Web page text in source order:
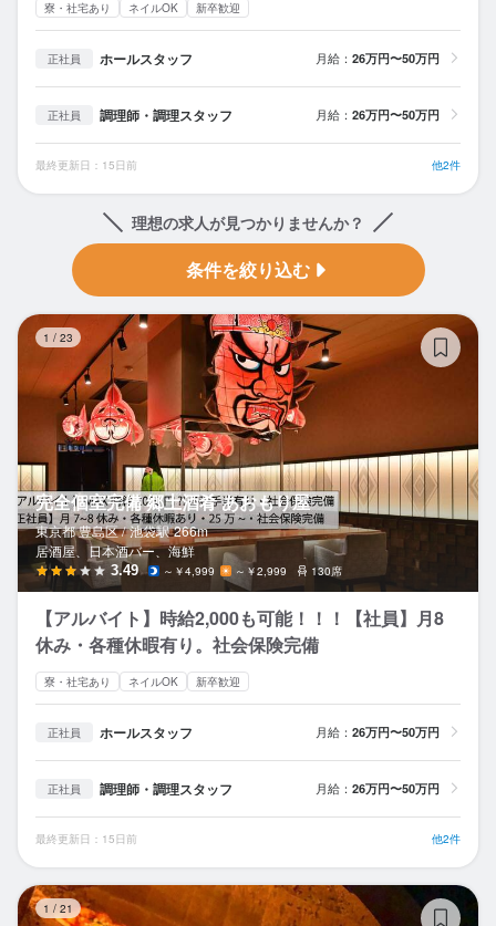
寮・社宅あり ネイルOK 新卒歓迎
正社員 ホールスタッフ 月給： 26万円〜50万円
正社員 調理師・調理スタッフ 月給： 26万円〜50万円
最終更新日：15日前 他2件
理想の求人が見つかりませんか？
条件を絞り込む
1 / 23
完全個室完備 郷土酒肴 あおもり屋
東京都 豊島区 / 池袋駅 266m
居酒屋、日本酒バー、海鮮
3.49 ～￥4,999 ～￥2,999 130席
【アルバイト】時給2,000も可能！！！【社員】月8
休み・各種休暇有り。社会保険完備
寮・社宅あり ネイルOK 新卒歓迎
正社員 ホールスタッフ 月給： 26万円〜50万円
正社員 調理師・調理スタッフ 月給： 26万円〜50万円
最終更新日：15日前 他2件
1 / 21